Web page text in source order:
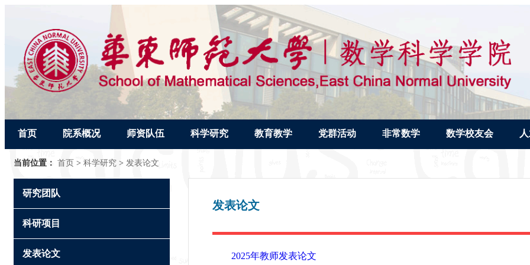
首页 院系概况 师资队伍 科学研究 教育教学 党群活动 非常数学 数学校友会
当前位置： 首页 > 科学研究 > 发表论文
研究团队
科研项目
发表论文
发表论文
2025年教师发表论文